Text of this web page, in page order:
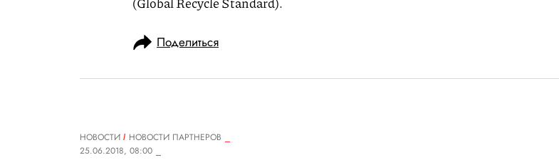
Поделиться
НОВОСТИ
НОВОСТИ ПАРТНЕРОВ
25.06.2018, 08:00